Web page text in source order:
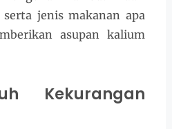
jenis makanan apa
asupan kalium
Kekurangan